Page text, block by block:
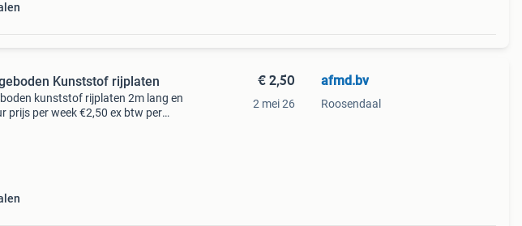
Kunststof rijplaten
kunststof rijplaten 2m lang en
prijs per week €2,50 ex btw per
€ 2,50
2 mei 26
afmd.bv
Roosendaal